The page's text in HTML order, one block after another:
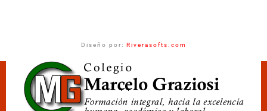
Diseño por: Riverasofts.com